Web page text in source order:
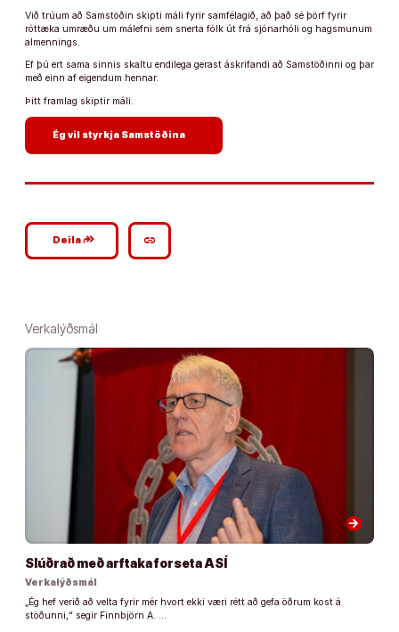
Við trúum að Samstöðin skipti máli fyrir samfélagið, að það sé þörf fyrir
róttæka umræðu um málefni sem snerta fólk út frá sjónarhóli og hagsmunum
almennings.
Ef þú ert sama sinnis skaltu endilega gerast áskrifandi að Samstöðinni og þar
með einn af eigendum hennar.
Þitt framlag skiptir máli.
Ég vil styrkja Samstöðina
Deilagoogle_plus_reshare link
Verkalýðsmál
arrow_forward
Slúðrað með arftaka forseta ASÍ
Verkalýðsmál
„Ég hef verið að velta fyrir mér hvort ekki væri rétt að gefa öðrum kost á
stöðunni,“ segir Finnbjörn A. …